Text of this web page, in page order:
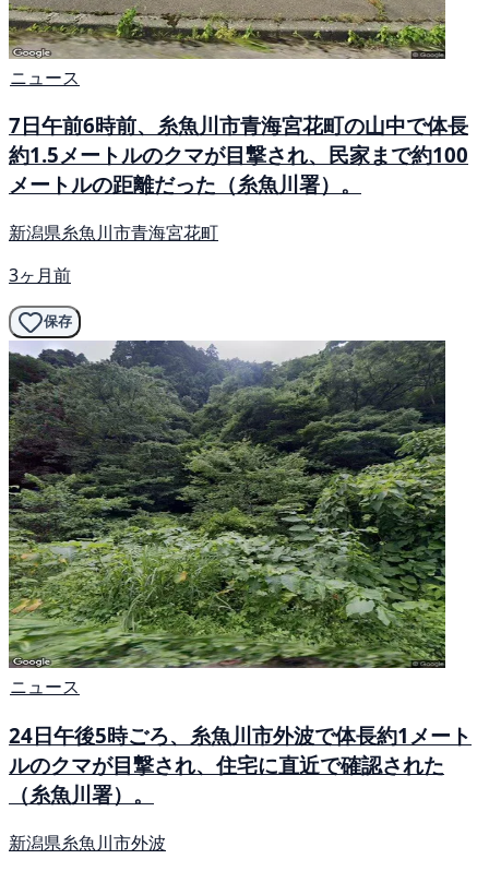
ニュース
7日午前6時前、糸魚川市青海宮花町の山中で体長
約1.5メートルのクマが目撃され、民家まで約100
メートルの距離だった（糸魚川署）。
新潟県糸魚川市青海宮花町
3ヶ月前
保存
ニュース
24日午後5時ごろ、糸魚川市外波で体長約1メート
ルのクマが目撃され、住宅に直近で確認された
（糸魚川署）。
新潟県糸魚川市外波